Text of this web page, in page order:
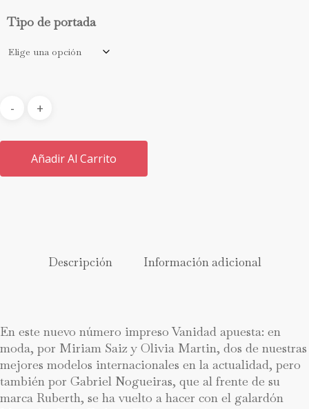
Tipo de portada
Añadir Al Carrito
Descripción Información adicional
En este nuevo número impreso Vanidad apuesta: en
moda, por Miriam Saiz y Olivia Martin, dos de nuestras
mejores modelos internacionales en la actualidad, pero
también por Gabriel Nogueiras, que al frente de su
marca Ruberth, se ha vuelto a hacer con el galardón